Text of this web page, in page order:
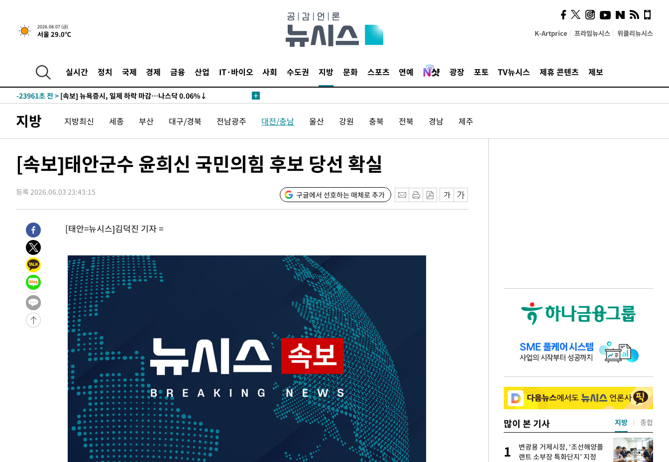
2026.08.07 (금)
서울 29.0℃ K-Artprice 프라임뉴시스 위클리뉴시스
실시간 정치 국제 경제 금융 산업 IT·바이오 사회 수도권 지방 문화 스포츠 연예 광장 포토 TV뉴시스 제휴 콘텐츠 제보
-23961초 전 >
-29395초 전 > 이란, 호르무즈서 "적국 목표물들"과 대치로 남부 케슘섬에서 두차
발효
-26261초 전 >
[속보]트럼프, 美 원정출산 금지 행정명령 서명
-23961초 전 >[속보] 뉴욕증시, 일제 하락 마감…나스닥 0.06%↓
례 큰 폭발음
-28110초 전 >
[속보]美, 폴리실리콘 수입 규제…파생제품 15% 관세, 120일 후
발효
-23961초 전 >[속보] 뉴욕증시, 일제 하락 마감…나스닥 0.06%↓
지방 지방최신 세종 부산 대구/경북 전남광주 대전/충남 울산 강원 충북 전북 경남 제주
[속보]태안군수 윤희신 국민의힘 후보 당선 확실
등록 2026.06.03 23:43:15 구글에서 선호하는 매체로 추가
[태안=뉴시스]김덕진 기자 =
많이 본 기사
1
방은희, 母 고독사에 오열 "이
틀 만에 발견"
1
변광용 거제시장, ‘조선해양플
랜트 소부장 특화단지’ 지정
지방 종합